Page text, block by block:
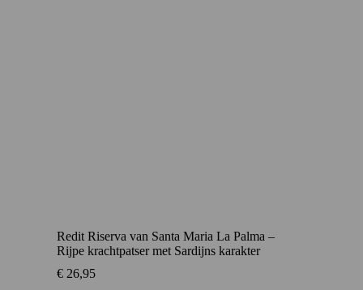
Redit Riserva van Santa Maria La Palma –
Rijpe krachtpatser met Sardijns karakter
€ 26,95